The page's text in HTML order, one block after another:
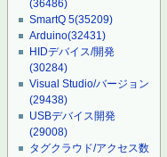
(36486)
SmartQ 5(35209)
Arduino(32431)
HIDデバイス/開発
(30284)
Visual Studio/バージョン
(29438)
USBデバイス開発
(29008)
タグクラウド/アクセス数